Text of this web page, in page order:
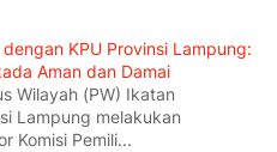
KPU Provinsi Lampung:
Aman dan Damai
Wilayah (PW) Ikatan
Lampung melakukan
Komisi Pemili...